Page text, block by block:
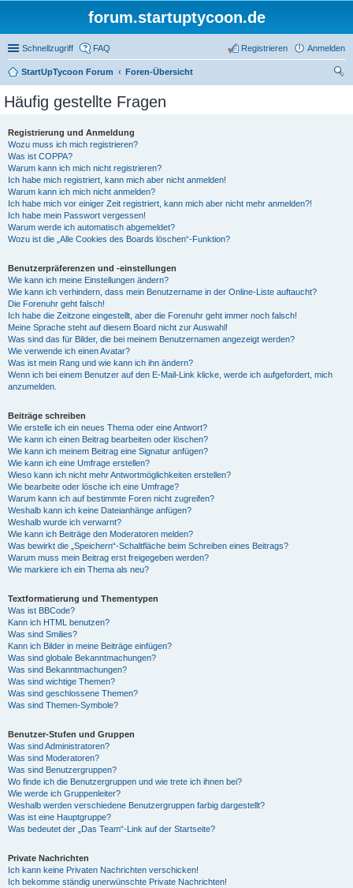
forum.startuptycoon.de
Schnellzugriff FAQ Anmelden
Registrieren
StartUpTycoon Forum
Foren-Übersicht
Häufig gestellte Fragen
Registrierung und Anmeldung
Wozu muss ich mich registrieren?
Was ist COPPA?
Warum kann ich mich nicht registrieren?
Ich habe mich registriert, kann mich aber nicht anmelden!
Warum kann ich mich nicht anmelden?
Ich habe mich vor einiger Zeit registriert, kann mich aber nicht mehr anmelden?!
Ich habe mein Passwort vergessen!
Warum werde ich automatisch abgemeldet?
Wozu ist die „Alle Cookies des Boards löschen“-Funktion?
Benutzerpräferenzen und -einstellungen
Wie kann ich meine Einstellungen ändern?
Wie kann ich verhindern, dass mein Benutzername in der Online-Liste auftaucht?
Die Forenuhr geht falsch!
Ich habe die Zeitzone eingestellt, aber die Forenuhr geht immer noch falsch!
Meine Sprache steht auf diesem Board nicht zur Auswahl!
Was sind das für Bilder, die bei meinem Benutzernamen angezeigt werden?
Wie verwende ich einen Avatar?
Was ist mein Rang und wie kann ich ihn ändern?
Wenn ich bei einem Benutzer auf den E-Mail-Link klicke, werde ich aufgefordert, mich
anzumelden.
Beiträge schreiben
Wie erstelle ich ein neues Thema oder eine Antwort?
Wie kann ich einen Beitrag bearbeiten oder löschen?
Wie kann ich meinem Beitrag eine Signatur anfügen?
Wie kann ich eine Umfrage erstellen?
Wieso kann ich nicht mehr Antwortmöglichkeiten erstellen?
Wie bearbeite oder lösche ich eine Umfrage?
Warum kann ich auf bestimmte Foren nicht zugreifen?
Weshalb kann ich keine Dateianhänge anfügen?
Weshalb wurde ich verwarnt?
Wie kann ich Beiträge den Moderatoren melden?
Was bewirkt die „Speichern“-Schaltfläche beim Schreiben eines Beitrags?
Warum muss mein Beitrag erst freigegeben werden?
Wie markiere ich ein Thema als neu?
Textformatierung und Thementypen
Was ist BBCode?
Kann ich HTML benutzen?
Was sind Smilies?
Kann ich Bilder in meine Beiträge einfügen?
Was sind globale Bekanntmachungen?
Was sind Bekanntmachungen?
Was sind wichtige Themen?
Was sind geschlossene Themen?
Was sind Themen-Symbole?
Benutzer-Stufen und Gruppen
Was sind Administratoren?
Was sind Moderatoren?
Was sind Benutzergruppen?
Wo finde ich die Benutzergruppen und wie trete ich ihnen bei?
Wie werde ich Gruppenleiter?
Weshalb werden verschiedene Benutzergruppen farbig dargestellt?
Was ist eine Hauptgruppe?
Was bedeutet der „Das Team“-Link auf der Startseite?
Private Nachrichten
Ich kann keine Privaten Nachrichten verschicken!
Ich bekomme ständig unerwünschte Private Nachrichten!